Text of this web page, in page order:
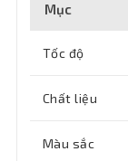
Mục
Tốc độ
Chất liệu
Màu sắc